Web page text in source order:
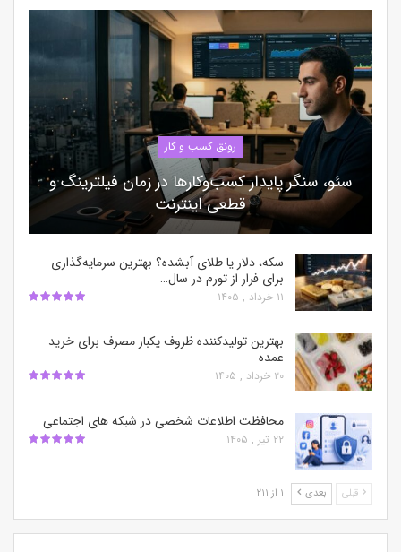
رونق کسب و کار
سئو، سنگر پایدار کسب‌وکارها در زمان فیلترینگ و
قطعی اینترنت
سکه، دلار یا طلای آبشده؟ بهترین سرمایه‌گذاری
برای فرار از تورم در سال…
۱۱ خرداد , ۱۴۰۵
بهترین تولیدکننده ظروف یکبار مصرف برای خرید
عمده
۲۰ خرداد , ۱۴۰۵
محافظت اطلاعات شخصی در شبکه‌ های اجتماعی
۲۲ تیر , ۱۴۰۵
قبلی بعدی ۱ از ۲۱۱